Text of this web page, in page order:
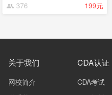
376
199元
关于我们
网校简介
CDA认证
CDA考试